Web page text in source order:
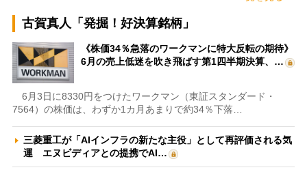
古賀真人「発掘！好決算銘柄」
《株価34％急落のワークマンに特大反転の期待》
6月の売上低迷を吹き飛ばす第1四半期決算、…
6月3日に8330円をつけたワークマン（東証スタンダード・
7564）の株価は、わずか1カ月あまりで約34％下落…
三菱重工が「AIインフラの新たな主役」として再評価される気
運 エヌビディアとの提携でAI…